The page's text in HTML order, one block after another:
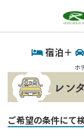
宿泊＋
ホ
ご希望の条件にて